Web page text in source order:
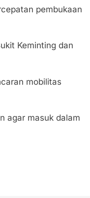
pembukaan
Keminting dan
mobilitas
agar masuk dalam